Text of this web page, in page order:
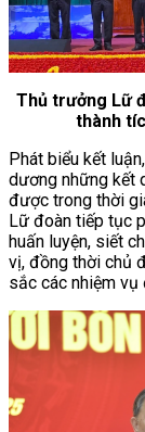
Thủ trưởng Lữ
thành
Phát biểu kết
dương những kết
được trong thời
Lữ đoàn tiếp tục
huấn luyện, siết
vị, đồng thời chủ
sắc các nhiệm